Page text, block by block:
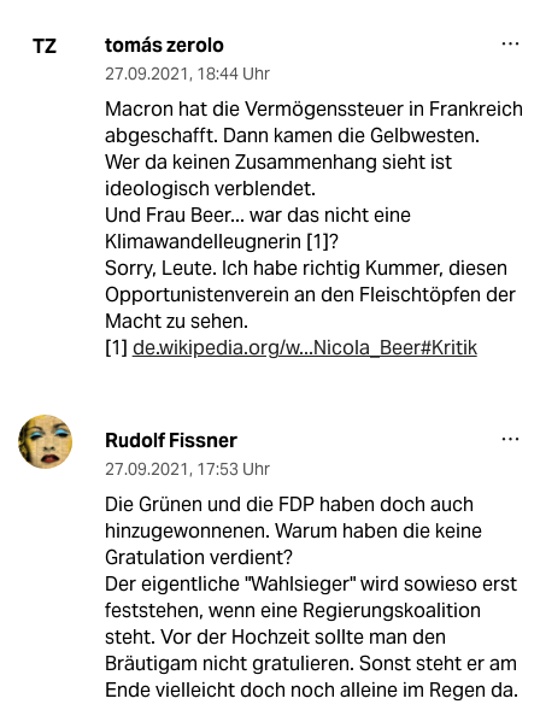
TZ tomás zerolo
27.09.2021, 18:44 Uhr
Macron hat die Vermögenssteuer in Frankreich
abgeschafft. Dann kamen die Gelbwesten.
Wer da keinen Zusammenhang sieht ist
ideologisch verblendet.
Und Frau Beer... war das nicht eine
Klimawandelleugnerin [1]?
Sorry, Leute. Ich habe richtig Kummer, diesen
Opportunistenverein an den Fleischtöpfen der
Macht zu sehen.
[1] de.wikipedia.org/w...Nicola_Beer#Kritik
Rudolf Fissner
27.09.2021, 17:53 Uhr
Die Grünen und die FDP haben doch auch
hinzugewonnenen. Warum haben die keine
Gratulation verdient?
Der eigentliche "Wahlsieger" wird sowieso erst
feststehen, wenn eine Regierungskoalition
steht. Vor der Hochzeit sollte man den
Bräutigam nicht gratulieren. Sonst steht er am
Ende vielleicht doch noch alleine im Regen da.